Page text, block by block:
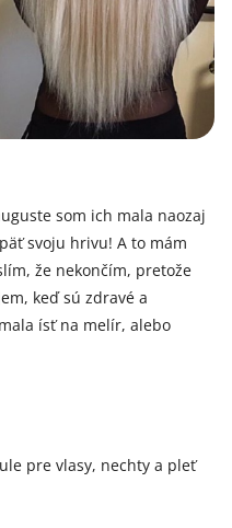
som ich mala naozaj
svoju hrivu! A to mám
že nekončím, pretože
keď sú zdravé a
ísť na melír, alebo
pre vlasy, nechty a pleť